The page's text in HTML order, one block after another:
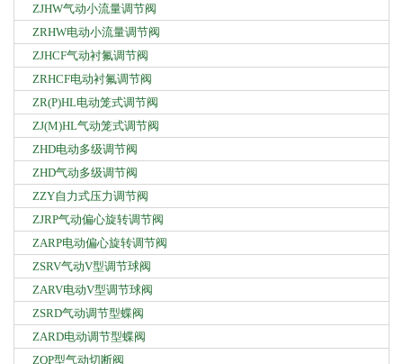
ZJHW气动小流量调节阀
ZRHW电动小流量调节阀
ZJHCF气动衬氟调节阀
ZRHCF电动衬氟调节阀
ZR(P)HL电动笼式调节阀
ZJ(M)HL气动笼式调节阀
ZHD电动多级调节阀
ZHD气动多级调节阀
ZZY自力式压力调节阀
ZJRP气动偏心旋转调节阀
ZARP电动偏心旋转调节阀
ZSRV气动V型调节球阀
ZARV电动V型调节球阀
ZSRD气动调节型蝶阀
ZARD电动调节型蝶阀
ZQP型气动切断阀